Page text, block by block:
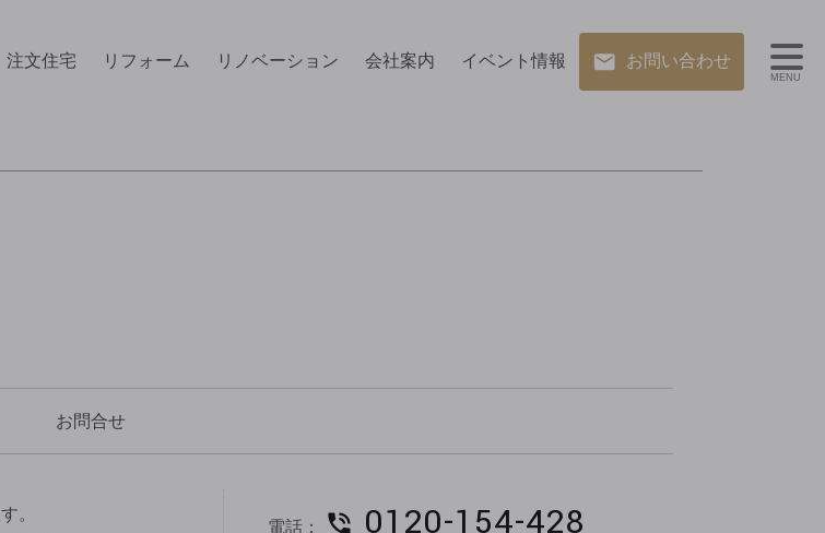
注文住宅 リフォーム リノベーション 会社案内 イベント情報 お問い合わせ
お問合せ
。
電話： 0120-154-428
MENU